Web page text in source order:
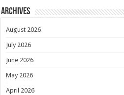
Archives
August 2026
July 2026
June 2026
May 2026
April 2026